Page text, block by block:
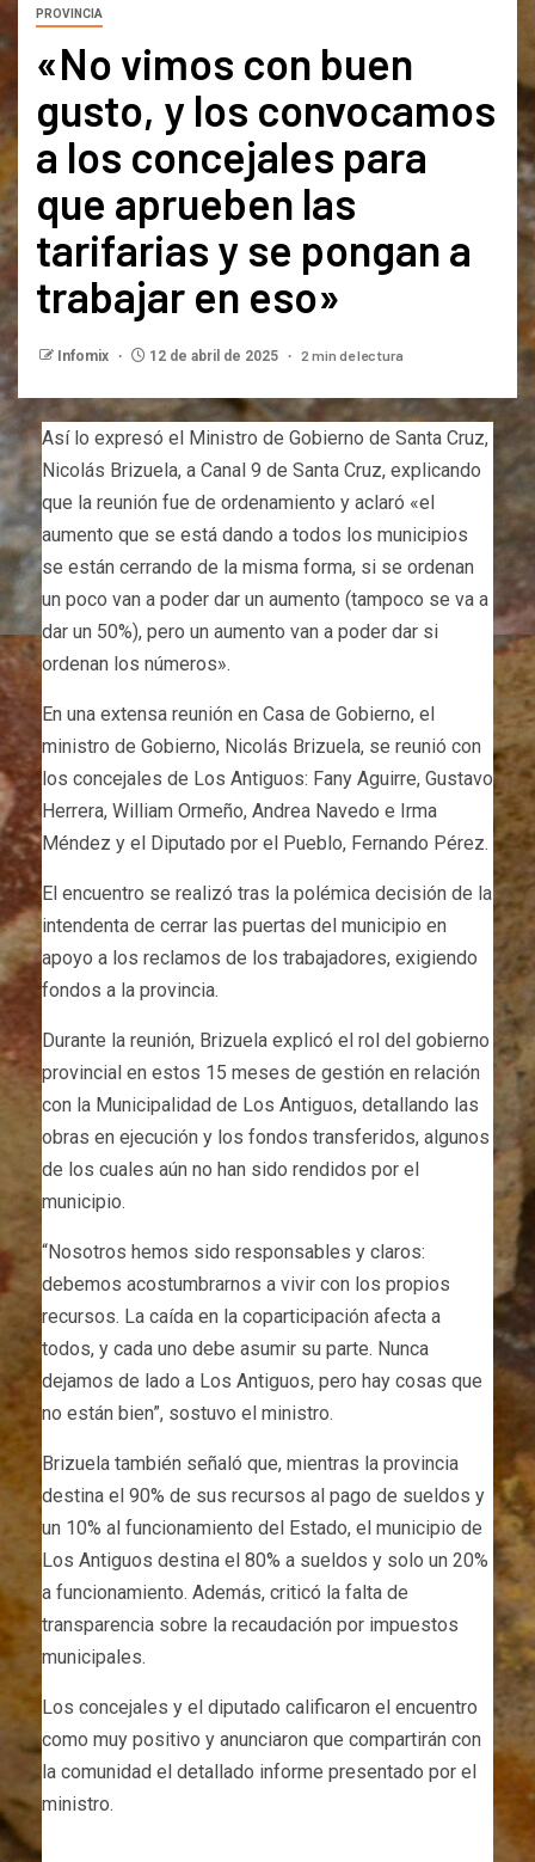
PROVINCIA
«No vimos con buen
gusto, y los convocamos
a los concejales para
que aprueben las
tarifarias y se pongan a
trabajar en eso»
Infomix 12 de abril de 2025 2 min de lectura
Así lo expresó el Ministro de Gobierno de Santa Cruz,
Nicolás Brizuela, a Canal 9 de Santa Cruz, explicando
que la reunión fue de ordenamiento y aclaró «el
aumento que se está dando a todos los municipios
se están cerrando de la misma forma, si se ordenan
un poco van a poder dar un aumento (tampoco se va a
dar un 50%), pero un aumento van a poder dar si
ordenan los números».
En una extensa reunión en Casa de Gobierno, el
ministro de Gobierno, Nicolás Brizuela, se reunió con
los concejales de Los Antiguos: Fany Aguirre, Gustavo
Herrera, William Ormeño, Andrea Navedo e Irma
Méndez y el Diputado por el Pueblo, Fernando Pérez.
El encuentro se realizó tras la polémica decisión de la
intendenta de cerrar las puertas del municipio en
apoyo a los reclamos de los trabajadores, exigiendo
fondos a la provincia.
Durante la reunión, Brizuela explicó el rol del gobierno
provincial en estos 15 meses de gestión en relación
con la Municipalidad de Los Antiguos, detallando las
obras en ejecución y los fondos transferidos, algunos
de los cuales aún no han sido rendidos por el
municipio.
“Nosotros hemos sido responsables y claros:
debemos acostumbrarnos a vivir con los propios
recursos. La caída en la coparticipación afecta a
todos, y cada uno debe asumir su parte. Nunca
dejamos de lado a Los Antiguos, pero hay cosas que
no están bien”, sostuvo el ministro.
Brizuela también señaló que, mientras la provincia
destina el 90% de sus recursos al pago de sueldos y
un 10% al funcionamiento del Estado, el municipio de
Los Antiguos destina el 80% a sueldos y solo un 20%
a funcionamiento. Además, criticó la falta de
transparencia sobre la recaudación por impuestos
municipales.
Los concejales y el diputado calificaron el encuentro
como muy positivo y anunciaron que compartirán con
la comunidad el detallado informe presentado por el
ministro.